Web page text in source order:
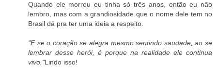
Quando ele morreu eu tinha só três anos, então eu não
lembro, mas com a grandiosidade que o nome dele tem no
Brasil dá pra ter uma ideia a respeito.
"E se o coração se alegra mesmo sentindo saudade, ao se
lembrar desse herói, é porque na realidade ele continua
vivo."Lindo isso!